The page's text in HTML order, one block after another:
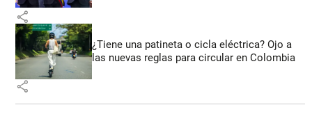
share
¿Tiene una patineta o cicla eléctrica? Ojo a
las nuevas reglas para circular en Colombia
share